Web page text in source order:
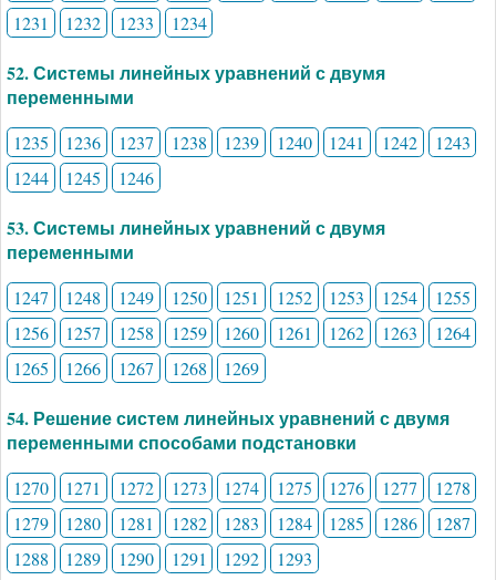
1231
1232 1233 1234
52. Системы линейных уравнений с двумя
переменными
1235 1236 1237 1238 1239 1240 1241 1242
1243
1244
1245 1246
53. Системы линейных уравнений с двумя
переменными
1247 1248 1249 1250 1251 1252 1253 1254
1255
1256
1257 1258 1259 1260 1261 1262 1263
1264
1265
1266 1267 1268 1269
54. Решение систем линейных уравнений с двумя
переменными способами подстановки
1270 1271 1272 1273 1274 1275 1276 1277
1278
1279
1280 1281 1282 1283 1284 1285 1286
1287
1288
1289 1290 1291 1292 1293